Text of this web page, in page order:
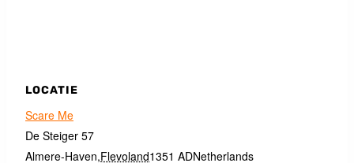
LOCATIE
Scare Me
De Steiger 57
Almere-Haven,Flevoland1351 ADNetherlands